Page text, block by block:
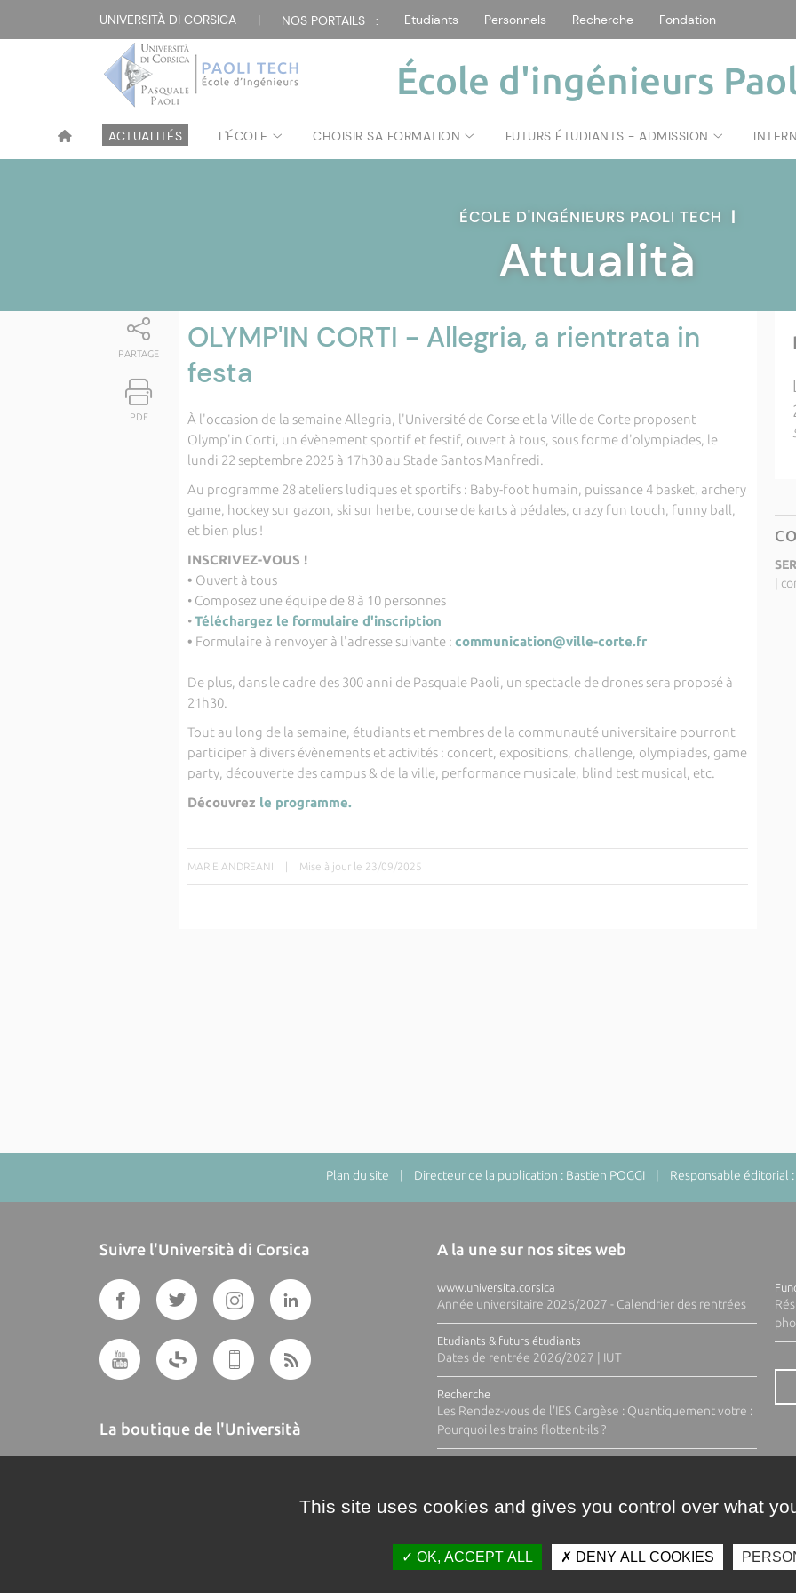
UNIVERSITÀ DI CORSICA | NOS PORTAILS : Etudiants Personnels Recherche Fondation
École d'ingénieurs
ACTUALITÉS L'ÉCOLE CHOISIR SA FORMATION FUTURS ÉTUDIANTS - ADMISSION
ÉCOLE D'INGÉNIEURS PAOLI TECH |
Attualità
PARTAGE
PDF
OLYMP'IN CORTI - Allegria, a rientrata in
festa
À l'occasion de la semaine Allegria, l'Université de Corse et la Ville de Corte proposent
Olymp'in Corti, un évènement sportif et festif, ouvert à tous, sous forme d'olympiades, le
lundi 22 septembre 2025 à 17h30 au Stade Santos Manfredi.
Au programme 28 ateliers ludiques et sportifs : Baby-foot humain, puissance 4 basket, archery
game, hockey sur gazon, ski sur herbe, course de karts à pédales, crazy fun touch, funny ball,
et bien plus !
INSCRIVEZ-VOUS !
• Ouvert à tous
• Composez une équipe de 8 à 10 personnes
•Téléchargez le formulaire d'inscription
• Formulaire à renvoyer à l'adresse suivante : communication@ville-corte.fr
De plus, dans le cadre des 300 anni de Pasquale Paoli, un spectacle de drones sera proposé à
21h30.
Tout au long de la semaine, étudiants et membres de la communauté universitaire pourront
participer à divers évènements et activités : concert, expositions, challenge, olympiades, game
party, découverte des campus & de la ville, performance musicale, blind test musical, etc.
Découvrez le programme.
MARIE ANDREANI | Mise à jour le 23/09/2025
Plan du site | Directeur de la publication : Bastien POGGI | Responsable éditorial :
Suivre l'Università di Corsica
La boutique de l'Università
A la une sur nos sites web
www.universita.corsica
Année universitaire 2026/2027 - Calendrier des rentrées
Etudiants & futurs étudiants
Dates de rentrée 2026/2027 | IUT
Recherche
Les Rendez-vous de l'IES Cargèse : Quantiquement votre :
Pourquoi les trains flottent-ils ?
This site uses cookies and gives you control over what
OK, ACCEPT ALL DENY ALL COOKIES